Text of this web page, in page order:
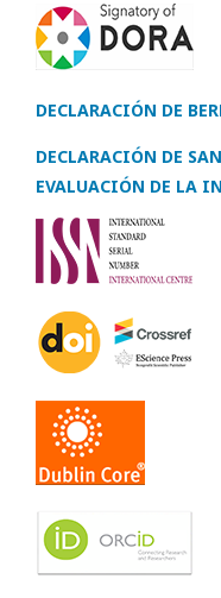
DECLARACIÓN DE
DECLARACIÓN DE
EVALUACIÓN DE LA